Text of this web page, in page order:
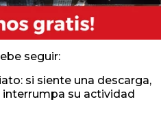
seguir:
si siente una descarga,
interrumpa su actividad